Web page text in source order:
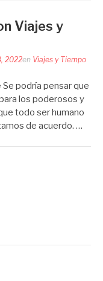
Viajes y
2022en Viajes y Tiempo
podría pensar que
los poderosos y
todo ser humano
de acuerdo. …